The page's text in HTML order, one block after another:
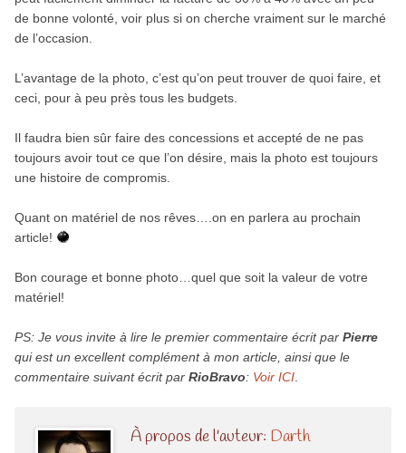
de bonne volonté, voir plus si on cherche vraiment sur le marché
de l’occasion.
L’avantage de la photo, c’est qu’on peut trouver de quoi faire, et
ceci, pour à peu près tous les budgets.
Il faudra bien sûr faire des concessions et accepté de ne pas
toujours avoir tout ce que l’on désire, mais la photo est toujours
une histoire de compromis.
Quant on matériel de nos rêves….on en parlera au prochain
article!
Bon courage et bonne photo…quel que soit la valeur de votre
matériel!
PS: Je vous invite à lire le premier commentaire écrit par Pierre
qui est un excellent complément à mon article, ainsi que le
commentaire suivant écrit par RioBravo: Voir ICI.
À propos de l'auteur: Darth